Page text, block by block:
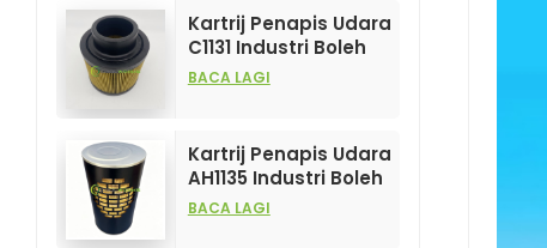
Kartrij Penapis Udara
C1131 Industri Boleh
Disesuaikan untuk
BACA LAGI
Kartrij Penapis Udara
AH1135 Industri Boleh
Disesuaikan untuk
BACA LAGI